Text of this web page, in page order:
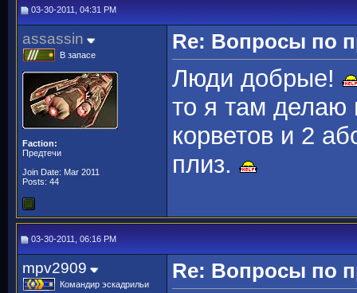
03-30-2011, 04:31 PM
assassin
В запасе
Faction:
Предтечи
Join Date: Mar 2011
Posts: 44
Re: Вопросы по
Люди добрые!
то я там делаю
корветов и 2
плиз.
03-30-2011, 06:16 PM
mpv2909
Командир эскадрильи
Re: Вопросы по